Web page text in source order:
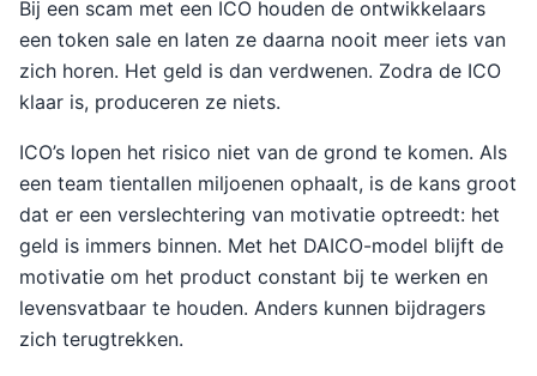
Bij een scam met een ICO houden de ontwikkelaars
een token sale en laten ze daarna nooit meer iets van
zich horen. Het geld is dan verdwenen. Zodra de ICO
klaar is, produceren ze niets.
ICO’s lopen het risico niet van de grond te komen. Als
een team tientallen miljoenen ophaalt, is de kans groot
dat er een verslechtering van motivatie optreedt: het
geld is immers binnen. Met het DAICO-model blijft de
motivatie om het product constant bij te werken en
levensvatbaar te houden. Anders kunnen bijdragers
zich terugtrekken.